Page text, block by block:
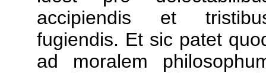
accipiendis et
fugiendis. Et sic patet
ad moralem